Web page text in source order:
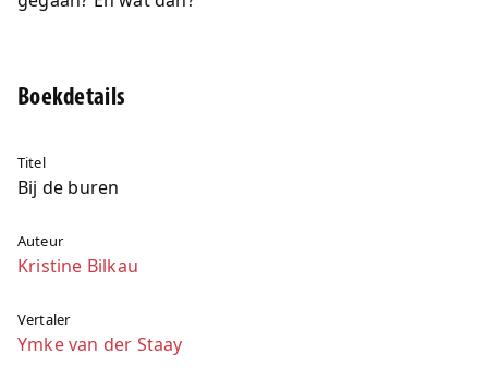
Boekdetails
Titel
Bij de buren
Auteur
Kristine Bilkau
Vertaler
Ymke van der Staay